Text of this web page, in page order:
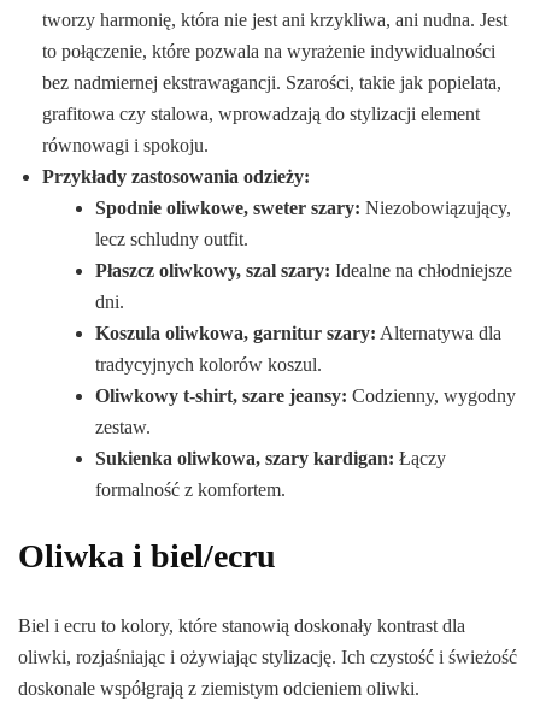
tworzy harmonię, która nie jest ani krzykliwa, ani nudna. Jest
to połączenie, które pozwala na wyrażenie indywidualności
bez nadmiernej ekstrawagancji. Szarości, takie jak popielata,
grafitowa czy stalowa, wprowadzają do stylizacji element
równowagi i spokoju.
Przykłady zastosowania odzieży:
Spodnie oliwkowe, sweter szary: Niezobowiązujący,
lecz schludny outfit.
Płaszcz oliwkowy, szal szary: Idealne na chłodniejsze
dni.
Koszula oliwkowa, garnitur szary: Alternatywa dla
tradycyjnych kolorów koszul.
Oliwkowy t-shirt, szare jeansy: Codzienny, wygodny
zestaw.
Sukienka oliwkowa, szary kardigan: Łączy
formalność z komfortem.
Oliwka i biel/ecru
Biel i ecru to kolory, które stanowią doskonały kontrast dla
oliwki, rozjaśniając i ożywiając stylizację. Ich czystość i świeżość
doskonale współgrają z ziemistym odcieniem oliwki.